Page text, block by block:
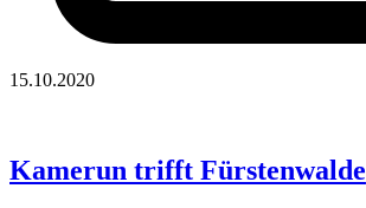
15.10.2020
Kamerun trifft Fürstenwalde